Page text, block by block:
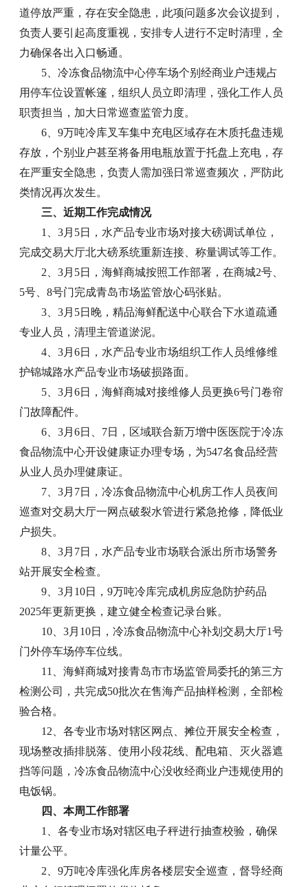
道停放严重，存在安全隐患，此项问题多次会议提到，
负责人要引起高度重视，安排专人进行不定时清理，全
力确保各出入口畅通。
5、冷冻食品物流中心停车场个别经商业户违规占
用停车位设置帐篷，组织人员立即清理，强化工作人员
职责担当，加大日常巡查监管力度。
6、9万吨冷库叉车集中充电区域存在木质托盘违规
存放，个别业户甚至将备用电瓶放置于托盘上充电，存
在严重安全隐患，负责人需加强日常巡查频次，严防此
类情况再次发生。
三、近期工作完成情况
1、3月5日，水产品专业市场对接大磅调试单位，
完成交易大厅北大磅系统重新连接、称量调试等工作。
2、3月5日，海鲜商城按照工作部署，在商城2号、
5号、8号门完成青岛市场监管放心码张贴。
3、3月5日晚，精品海鲜配送中心联合下水道疏通
专业人员，清理主管道淤泥。
4、3月6日，水产品专业市场组织工作人员维修维
护锦城路水产品专业市场破损路面。
5、3月6日，海鲜商城对接维修人员更换6号门卷帘
门故障配件。
6、3月6日、7日，区域联合新万增中医医院于冷冻
食品物流中心开设健康证办理专场，为547名食品经营
从业人员办理健康证。
7、3月7日，冷冻食品物流中心机房工作人员夜间
巡查对交易大厅一网点破裂水管进行紧急抢修，降低业
户损失。
8、3月7日，水产品专业市场联合派出所市场警务
站开展安全检查。
9、3月10日，9万吨冷库完成机房应急防护药品
2025年更新更换，建立健全检查记录台账。
10、3月10日，冷冻食品物流中心补划交易大厅1号
门外停车场停车位线。
11、海鲜商城对接青岛市市场监管局委托的第三方
检测公司，共完成50批次在售海产品抽样检测，全部检
验合格。
12、各专业市场对辖区网点、摊位开展安全检查，
现场整改插排脱落、使用小段花线、配电箱、灭火器遮
挡等问题，冷冻食品物流中心没收经商业户违规使用的
电饭锅。
四、本周工作部署
1、各专业市场对辖区电子秤进行抽查校验，确保
计量公平。
2、9万吨冷库强化库房各楼层安全巡查，督导经商